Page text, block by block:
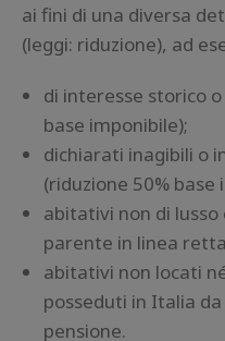
ai fini di una diversa
(leggi: riduzione), ad
di interesse storico
base imponibile);
dichiarati inagibili o
(riduzione 50% base
abitativi non di lusso
parente in linea
abitativi non locati
posseduti in Italia
pensione.